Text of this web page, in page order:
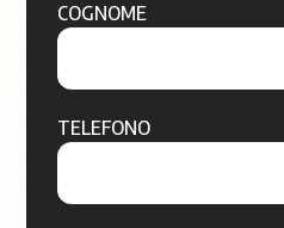
COGNOME
TELEFONO